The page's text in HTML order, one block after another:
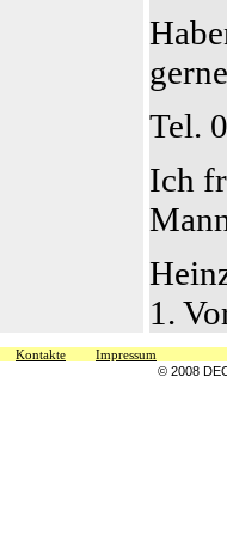
Tel.
Ich
1.
Kontakte
Impressum
© 2008